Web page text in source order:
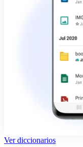
Ver diccionarios